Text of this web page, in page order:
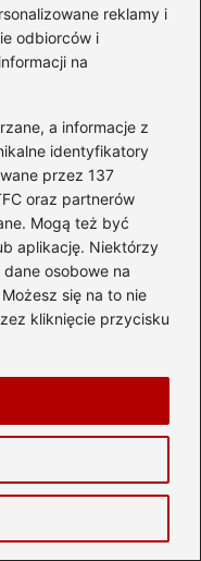
reklamy i
odbiorców i
na
a informacje z
identyfikatory
przez 137
oraz partnerów
Mogą też być
aplikację. Niektórzy
osobowe na
się na to nie
kliknięcie przycisku
USB do
dostęp do
z
Dolnego
na
Przewodnik po
mapę –
PKP?
zoo w
dla